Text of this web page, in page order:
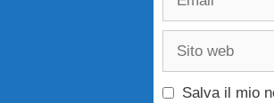
Sito
Salva il mio